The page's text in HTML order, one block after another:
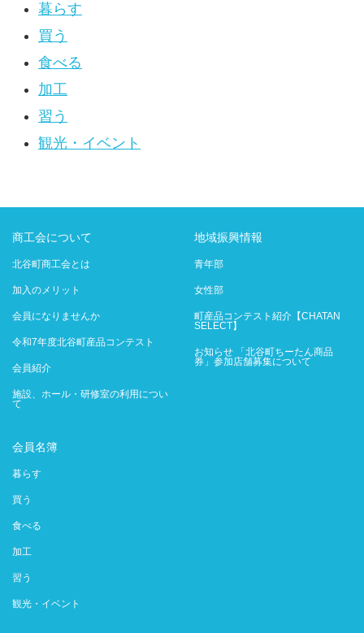
暮らす
買う
食べる
加工
習う
観光・イベント
商工会について
北谷町商工会とは
加入のメリット
会員になりませんか
令和7年度北谷町産品コンテスト
会員紹介
施設、ホール・研修室の利用につい
て
地域振興情報
青年部
女性部
町産品コンテスト紹介【CHATAN
SELECT】
お知らせ 「北谷町ちーたん商品
券」参加店舗募集について
会員名簿
暮らす
買う
食べる
加工
習う
観光・イベント